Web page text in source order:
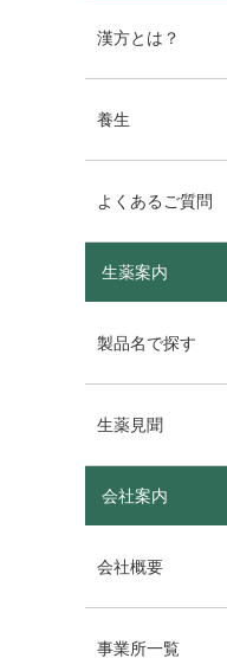
漢方とは？
養生
よくあるご質問
生薬案内
製品名で探す
生薬見聞
会社案内
会社概要
事業所一覧